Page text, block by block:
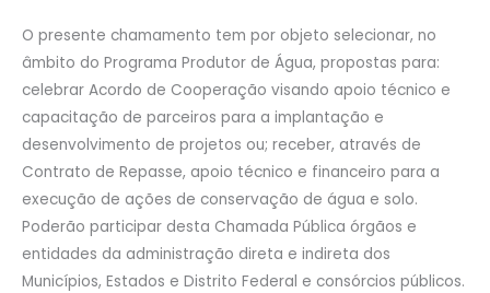
O presente chamamento tem por objeto selecionar, no
âmbito do Programa Produtor de Água, propostas para:
celebrar Acordo de Cooperação visando apoio técnico e
capacitação de parceiros para a implantação e
desenvolvimento de projetos ou; receber, através de
Contrato de Repasse, apoio técnico e financeiro para a
execução de ações de conservação de água e solo.
Poderão participar desta Chamada Pública órgãos e
entidades da administração direta e indireta dos
Municípios, Estados e Distrito Federal e consórcios públicos.